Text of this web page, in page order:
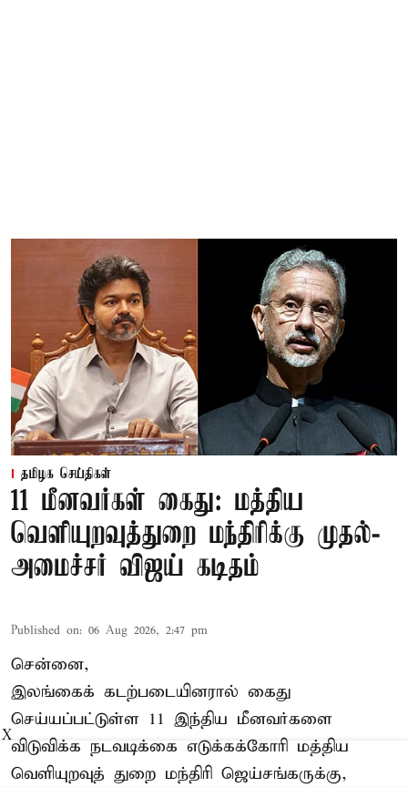
தமிழக செய்திகள்
11 மீனவர்கள் கைது: மத்திய
வெளியுறவுத்துறை மந்திரிக்கு முதல்-
அமைச்சர் விஜய் கடிதம்
Published on: 06 Aug 2026, 2:47 pm
சென்னை,
இலங்கைக் கடற்படையினரால் கைது
செய்யப்பட்டுள்ள 11 இந்திய மீனவர்களை
விடுவிக்க நடவடிக்கை எடுக்கக்கோரி மத்திய
வெளியுறவுத் துறை மந்திரி ஜெய்சங்கருக்கு,
X